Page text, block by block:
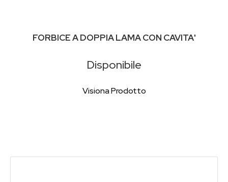
FORBICE A DOPPIA LAMA CON CAVITA'
Disponibile
Visiona Prodotto